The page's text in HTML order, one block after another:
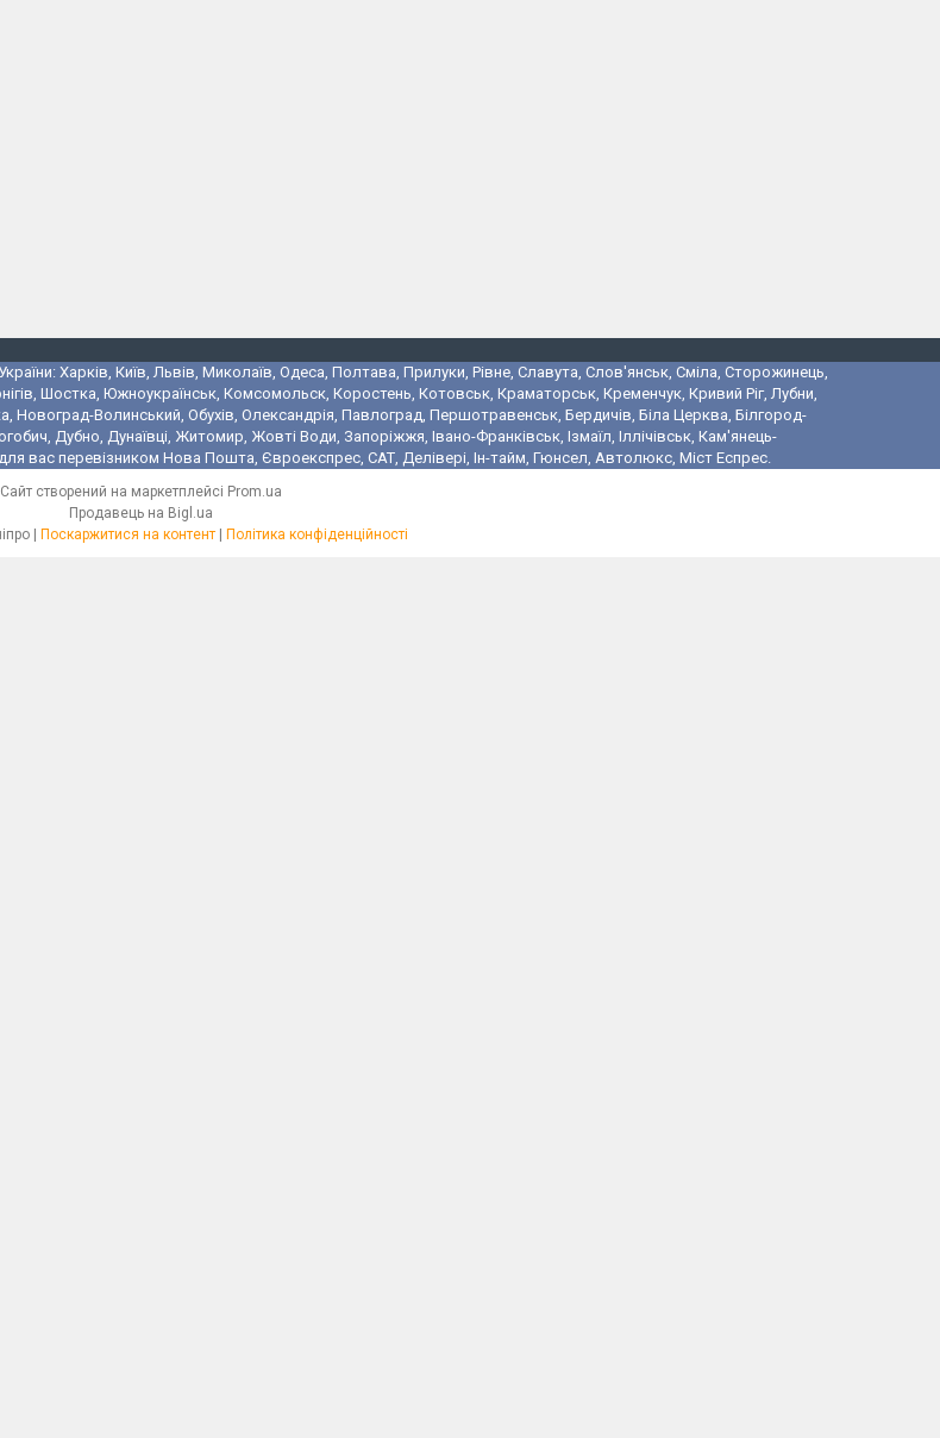
Харків, Київ, Львів, Миколаїв, Одеса, Полтава, Прилуки, Рівне, Славута, Слов'янськ, Сміла, Сторожинець,
Шостка, Южноукраїнськ, Комсомольск, Коростень, Котовськ, Краматорськ, Кременчук, Кривий Ріг, Лубни,
Волинський, Обухів, Олександрія, Павлоград, Першотравенськ, Бердичів, Біла Церква, Білгород-
Дубно, Дунаївці, Житомир, Жовті Води, Запоріжжя, Івано-Франківськ, Ізмаїл, Іллічівськ, Кам'янець-
вас перевізником Нова Пошта, Євроекспрес, САТ, Делівері, Ін-тайм, Гюнсел, Автолюкс, Міст Еспрес.
Сайт створений на маркетплейсі Prom.ua
Продавець на Bigl.ua
ТОВ Група Технодніпро | Поскаржитися на контент | Політика конфіденційності